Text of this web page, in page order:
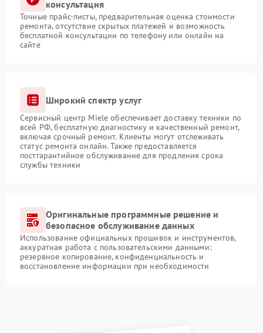
консультация
Точные прайс-листы, предварительная оценка стоимости
ремонта, отсутствие скрытых платежей и возможность
бесплатной консультации по телефону или онлайн на
сайте
Широкий спектр услуг
Сервисный центр Miele обеспечивает доставку техники по
всей РФ, бесплатную диагностику и качественный ремонт,
включая срочный ремонт. Клиенты могут отслеживать
статус ремонта онлайн. Также предоставляется
постгарантийное обслуживание для продления срока
службы техники
Оригинальные программные решение и
безопасное обслуживание данных
Использование официальных прошивок и инструментов,
аккуратная работа с пользовательскими данными:
резервное копирование, конфиденциальность и
восстановление информации при необходимости